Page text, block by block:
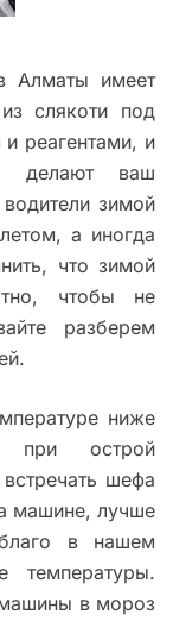
Алматы имеет
слякоти под
реагентами, и
делают ваш
зимой
а иногда
что зимой
чтобы не
разберем
ниже
при острой
шефа
машине, лучше
в нашем
температуры.
машины в мороз